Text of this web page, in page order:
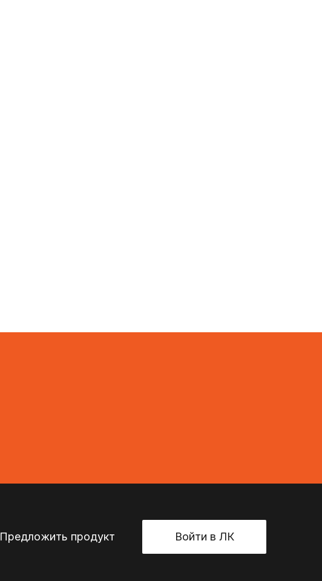
Предложить продукт Войти в ЛК